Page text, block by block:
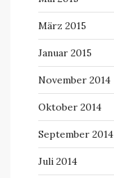
März 2015
Januar 2015
November 2014
Oktober 2014
September 2014
Juli 2014